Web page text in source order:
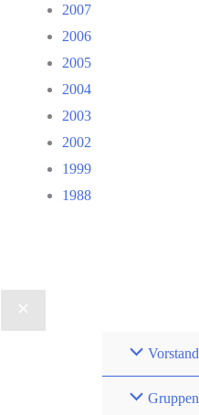
2007
2006
2005
2004
2003
2002
1999
1988
Vorstand
Gruppen